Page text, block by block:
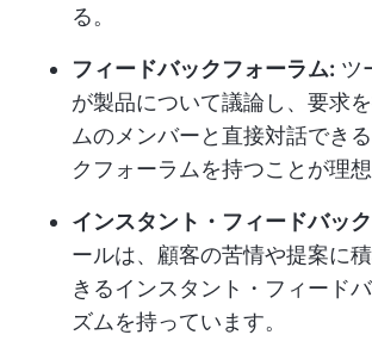
る。
フィードバックフォーラム: ツ
が製品について議論し、要求
ムのメンバーと直接対話でき
クフォーラムを持つことが理想
インスタント・フィードバッ
ールは、顧客の苦情や提案に
きるインスタント・フィード
ズムを持っています。